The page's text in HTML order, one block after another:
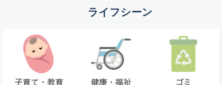
ライフシーン